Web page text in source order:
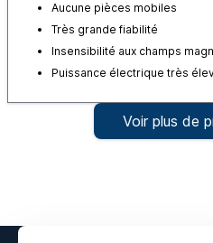
Aucune pièces mobiles
Très grande fiabilité
Insensibilité aux champs
Puissance électrique très
Voir plus de